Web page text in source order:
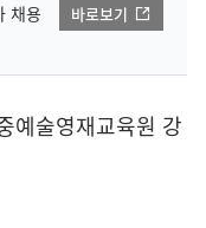
채용
바로보기
예술영재교육원 강